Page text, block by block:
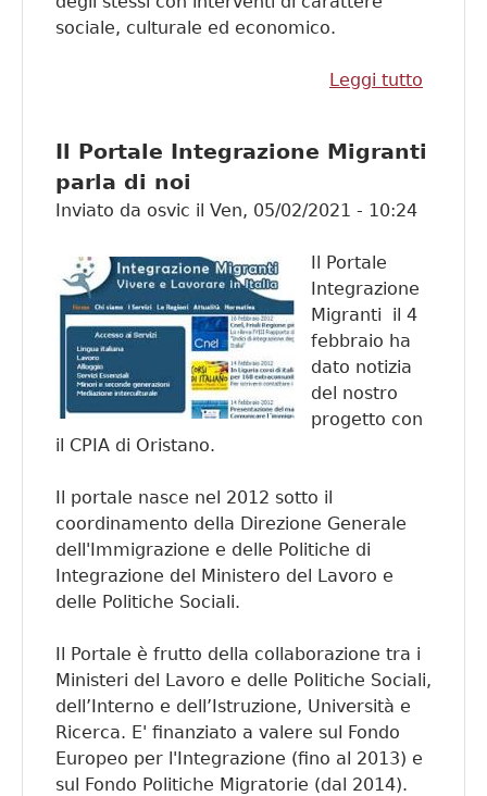
sociale, culturale ed economico.
Leggi tutto
della
Il Portale Integrazione Migranti
parla di noi
Inviato da osvic il Ven, 05/02/2021 - 10:24
Il Portale
Integrazione
Migranti il 4
febbraio ha
dato notizia
del nostro
progetto con
il CPIA di Oristano.
Il portale nasce nel 2012 sotto il
coordinamento della Direzione Generale
dell'Immigrazione e delle Politiche di
Integrazione del Ministero del Lavoro e
delle Politiche Sociali.
Il Portale è frutto della collaborazione tra i
Ministeri del Lavoro e delle Politiche Sociali,
dell’Interno e dell’Istruzione, Università e
Ricerca. E' finanziato a valere sul Fondo
Europeo per l'Integrazione (fino al 2013) e
sul Fondo Politiche Migratorie (dal 2014).